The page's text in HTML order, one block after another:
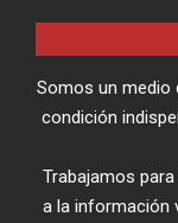
Somos un medio
condición
Trabajamos
a la información